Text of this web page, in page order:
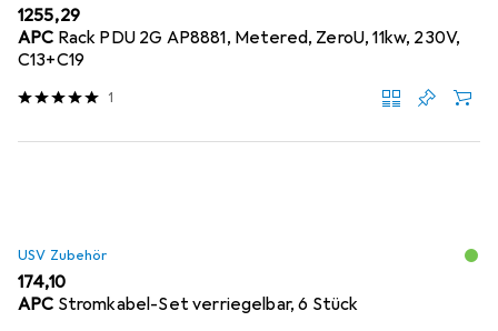
EUR
1255,29
APC Rack PDU 2G AP8881, Metered, ZeroU, 11kw, 230V,
C13+C19
1
USV Zubehör
EUR
174,10
APC Stromkabel-Set verriegelbar, 6 Stück